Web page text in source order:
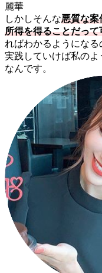
麗華
しかしそんな悪質な案
所得を得ることだっ
ればわかるようにな
実践していけば私の
なんです。